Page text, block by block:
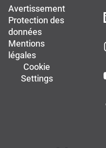
Avertissement
Protection des
données
Mentions
légales
Cookie
Settings